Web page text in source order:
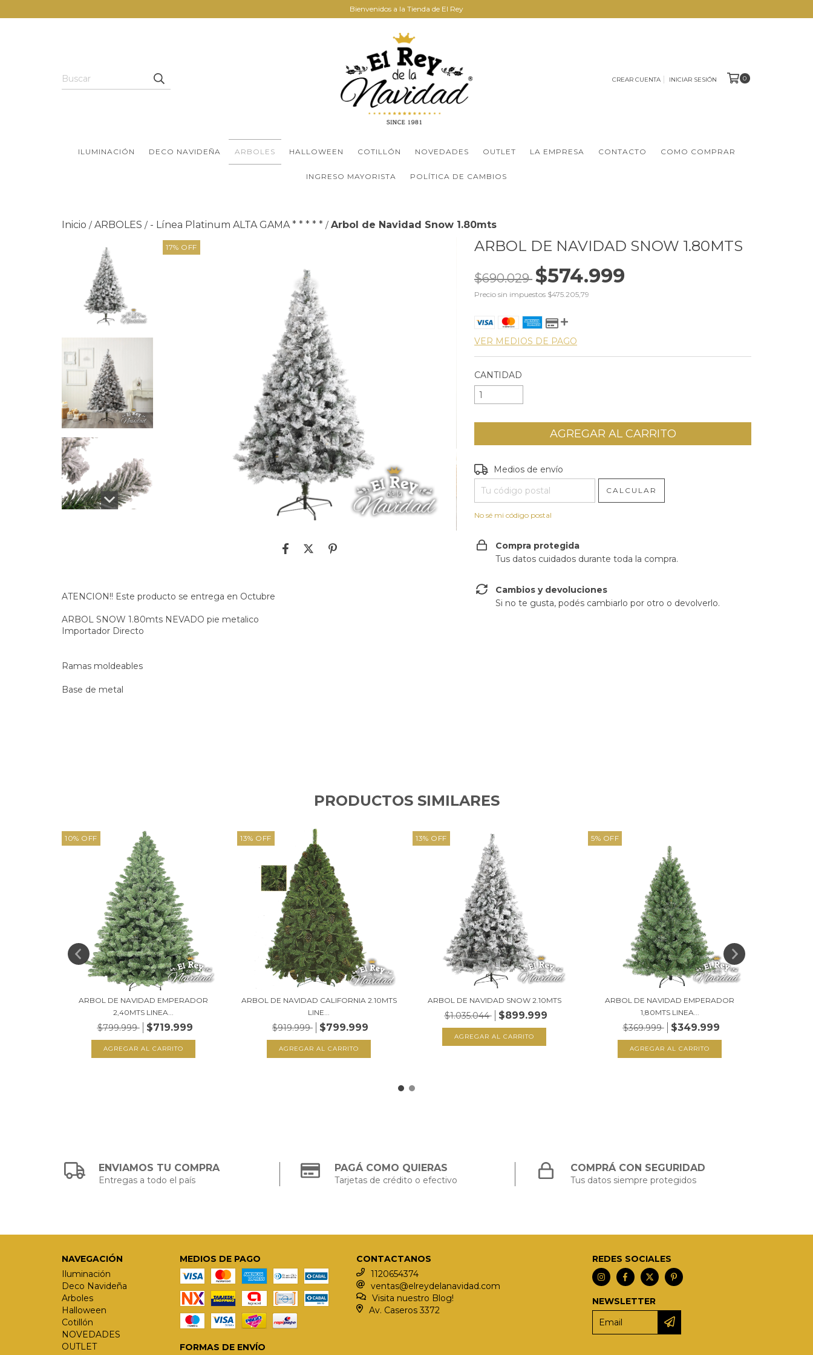
Bienvenidos a la Tienda de El Rey
CREAR CUENTA INICIAR SESIÓN 0
ILUMINACIÓN DECO NAVIDEÑA ARBOLES HALLOWEEN COTILLÓN NOVEDADES OUTLET LA EMPRESA CONTACTO COMO COMPRAR
INGRESO MAYORISTA POLÍTICA DE CAMBIOS
Inicio / ARBOLES / - Línea Platinum ALTA GAMA * * * * * / Arbol de Navidad Snow 1.80mts
17% OFF
ATENCION!! Este producto se entrega en Octubre
ARBOL SNOW 1.80mts NEVADO pie metalico
Importador Directo
Ramas moldeables
Base de metal
ARBOL DE NAVIDAD SNOW 1.80MTS
$690.029 $574.999
Precio sin impuestos $475.205,79
VER MEDIOS DE PAGO
CANTIDAD
Entregas para el CP:
Medios de envío
CALCULAR
No sé mi código postal
Compra protegida
Tus datos cuidados durante toda la compra.
Cambios y devoluciones
Si no te gusta, podés cambiarlo por otro o devolverlo.
PRODUCTOS SIMILARES
10% OFF
ARBOL DE NAVIDAD EMPERADOR
2,40MTS LINEA...
$799.999 $719.999
13% OFF
ARBOL DE NAVIDAD CALIFORNIA 2.10MTS
LINE...
$919.999 $799.999
13% OFF
ARBOL DE NAVIDAD SNOW 2.10MTS
$1.035.044 $899.999
5% OFF
ARBOL DE NAVIDAD EMPERADOR
1,80MTS LINEA...
$369.999 $349.999
ENVIAMOS TU COMPRA
Entregas a todo el país
PAGÁ COMO QUIERAS
Tarjetas de crédito o efectivo
COMPRÁ CON SEGURIDAD
Tus datos siempre protegidos
NAVEGACIÓN
Iluminación
Deco Navideña
Arboles
Halloween
Cotillón
NOVEDADES
OUTLET
MEDIOS DE PAGO
FORMAS DE ENVÍO
CONTACTANOS
1120654374
ventas@elreydelanavidad.com
Visita nuestro Blog!
Av. Caseros 3372
REDES SOCIALES
NEWSLETTER